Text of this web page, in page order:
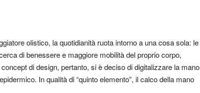
olistico, la quotidianità ruota intorno a una cosa sola: le
di benessere e maggiore mobilità del proprio corpo,
di design, pertanto, si è deciso di digitalizzare la mano
In qualità di “quinto elemento”, il calco della mano